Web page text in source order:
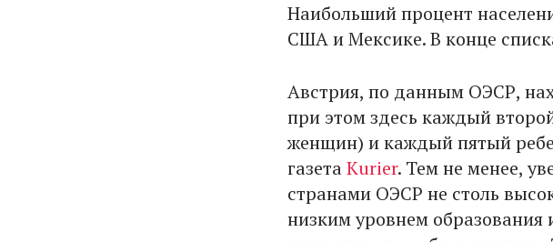
Наибольший процент
США и Мексике. В конце
Австрия, по данным ОЭСР,
при этом здесь каждый
женщин) и каждый пятый
газетаKurier. Тем не менее,
странами ОЭСР не столь
низким уровнем